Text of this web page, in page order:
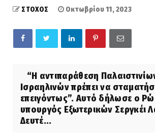
ΣΤΟΧΟΣ Οκτωβρίου 11, 2023
“Η αντιπαράθεση
Ισραηλινών πρέπει να
επειγόντως”. Αυτό δήλωσε ο
υπουργός Εξωτερικών Σεργκέι
Δευτέ...